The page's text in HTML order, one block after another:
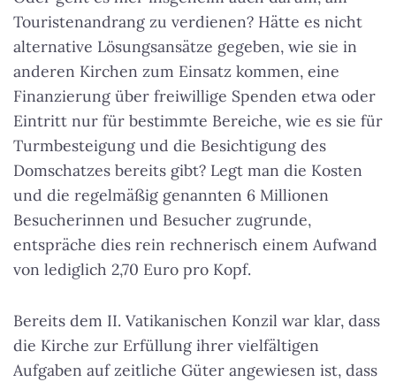
Touristenandrang zu verdienen? Hätte es nicht
alternative Lösungsansätze gegeben, wie sie in
anderen Kirchen zum Einsatz kommen, eine
Finanzierung über freiwillige Spenden etwa oder
Eintritt nur für bestimmte Bereiche, wie es sie für
Turmbesteigung und die Besichtigung des
Domschatzes bereits gibt? Legt man die Kosten
und die regelmäßig genannten 6 Millionen
Besucherinnen und Besucher zugrunde,
entspräche dies rein rechnerisch einem Aufwand
von lediglich 2,70 Euro pro Kopf.
Bereits dem II. Vatikanischen Konzil war klar, dass
die Kirche zur Erfüllung ihrer vielfältigen
Aufgaben auf zeitliche Güter angewiesen ist, dass